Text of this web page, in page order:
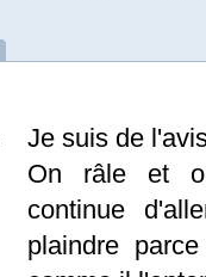
Je suis de
On râle et
continue
plaindre